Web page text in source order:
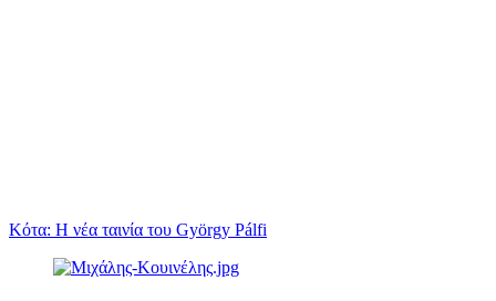
Κότα: Η νέα ταινία του György Pálfi